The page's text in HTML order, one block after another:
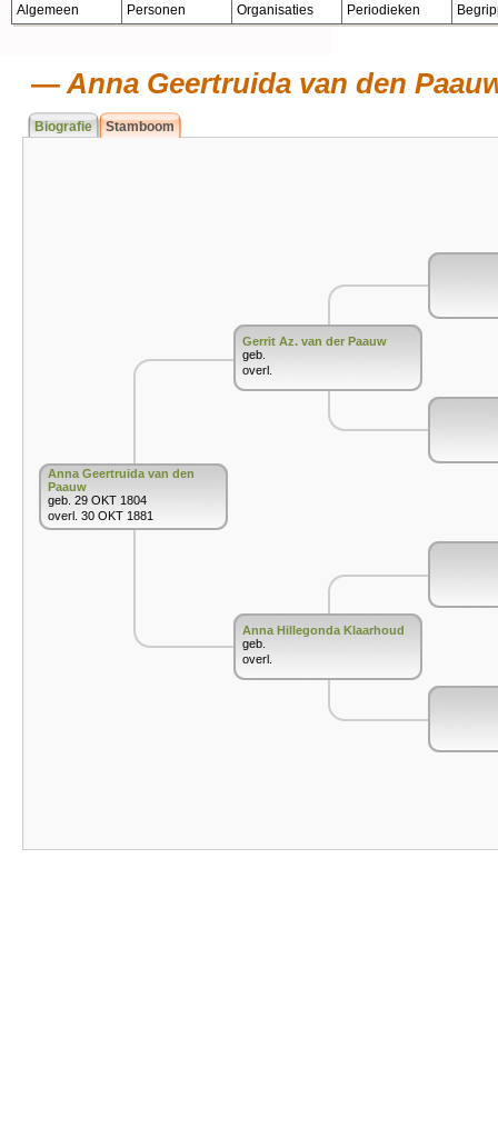
Algemeen Personen Organisaties Periodieken
Anna Geertruida van den
Biografie Stamboom
Anna Geertruida van den
Paauw
geb. 29 OKT 1804
overl. 30 OKT 1881
Gerrit Az. van der Paauw
geb.
overl.
Anna Hillegonda Klaarhoud
geb.
overl.